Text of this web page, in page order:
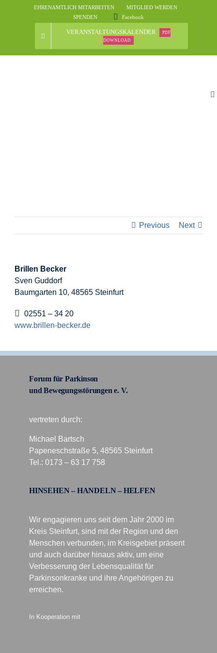
EHRENAMTLICH MITARBEITEN
MITGLIED WERDEN
SPENDEN
Facebook
VERANSTALTUNGSKALENDER
PDF
DOWNLOAD
Previous Next
Brillen Becker
Sven Guddorf
Baumgarten 10, 48565 Steinfurt
02551 – 34 20
www.brillen-becker.de
Forum für Parkinson
und Bewegungsstörungen e. V.
vertreten durch:
Michael Bartsch
Papeneschstraße 5, 48565 Steinfurt
Tel.: 0173 – 63 17 758
HINSEHEN – HANDELN – HELFEN
Wir engagieren uns seit dem Jahr 2000 im
Kreis Steinfurt, sind mit der Region und den
Menschen verbunden, im Kreisgebiet präsent
und auch darüber hinaus aktiv, um eine
Verbesserung der Lebensqualität für
Parkinsonkranke und ihre Angehörigen zu
erreichen.
In Kooperation mit